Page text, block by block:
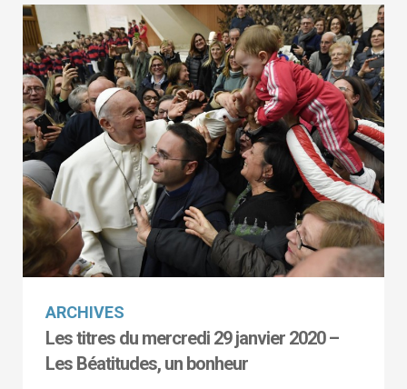
ARCHIVES
Les titres du mercredi 29 janvier 2020 –
Les Béatitudes, un bonheur